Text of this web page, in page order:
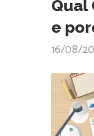
Qual
e
16/08/